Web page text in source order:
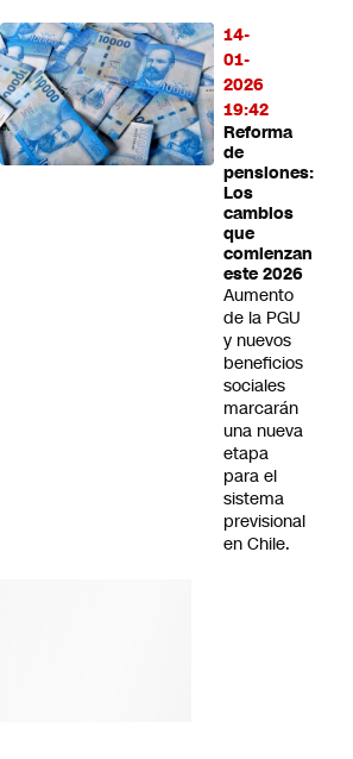
14-
01-
2026
19:42
Reforma
de
pensiones:
Los
cambios
que
comienzan
este 2026
Aumento
de la PGU
y nuevos
beneficios
sociales
marcarán
una nueva
etapa
para el
sistema
previsional
en Chile.